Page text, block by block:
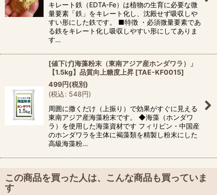
キレート鉄（EDTA-Fe）は植物の生育に必要な微
量要素「鉄」をキレート化し、沈殿せず吸収しや
すい形にした鉄です。 ■特徴 ・必須微量要素であ
る鉄をキレート化し吸収しやすい形にしてありま
す…
[値下げ]海藻粉末（東南アジア産ホンダワラ）」
【1.5kg】品質向上糖度上昇 [TAE-KF0015]
499円(税別)
(税込: 548円)
周囲に撒くだけ（上振り）で効果がすぐに見える
東南アジア産海藻粉末です。 ◆海藻（ホンダワ
ラ）を使用した海藻資材です フィリピン・中国産
のホンダワラを主体に褐藻類を精製し粉末にした
高級海藻粉…
この商品を買った人は、こんな商品も買っていま
す